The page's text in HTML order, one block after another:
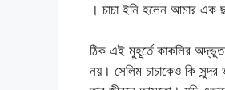
। চাচা ইনি হলেন আমার এক
ঠিক এই মুহূর্তে কাকলির
নয়। সেলিম চাচাকেও কি